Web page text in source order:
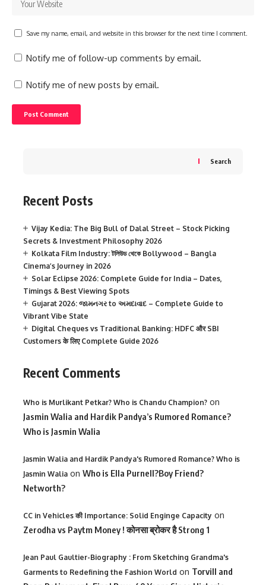
Save my name, email, and website in this browser for the next time I comment.
Notify me of follow-up comments by email.
Notify me of new posts by email.
Search
Recent Posts
Vijay Kedia: The Big Bull of Dalal Street – Stock Picking
Secrets & Investment Philosophy 2026
Kolkata Film Industry: টলিউড থেকে Bollywood – Bangla
Cinema’s Journey in 2026
Solar Eclipse 2026: Complete Guide for India – Dates,
Timings & Best Viewing Spots
Gujarat 2026: જામનગર to અમદાવાદ – Complete Guide to
Vibrant Vibe State
Digital Cheques vs Traditional Banking: HDFC और SBI
Customers के लिए Complete Guide 2026
Recent Comments
Who is Murlikant Petkar? Who is Chandu Champion? on
Jasmin Walia and Hardik Pandya’s Rumored Romance?
Who is Jasmin Walia
Jasmin Walia and Hardik Pandya's Rumored Romance? Who is
Jasmin Walia on Who is Ella Purnell?Boy Friend?
Networth?
CC in Vehicles की Importance: Solid Enginge Capacity on
Zerodha vs Paytm Money ! कोनसा ब्रोकर है Strong 1
Jean Paul Gaultier-Biography : From Sketching Grandma's
Garments to Redefining the Fashion World on Torvill and